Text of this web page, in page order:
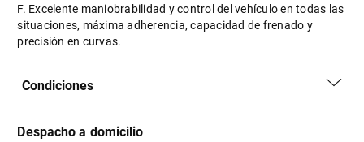
F. Excelente maniobrabilidad y control del vehículo en todas las
situaciones, máxima adherencia, capacidad de frenado y
precisión en curvas.
Condiciones
Despacho a domicilio